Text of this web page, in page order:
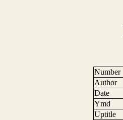
Number
Author
Date
Ymd
Uptitle